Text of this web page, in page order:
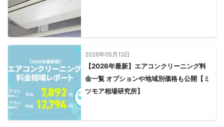
2026年05月13日
【2026年最新】エアコンクリーニング料
金一覧 オプションや地域別価格も公開【ミ
ツモア相場研究所】